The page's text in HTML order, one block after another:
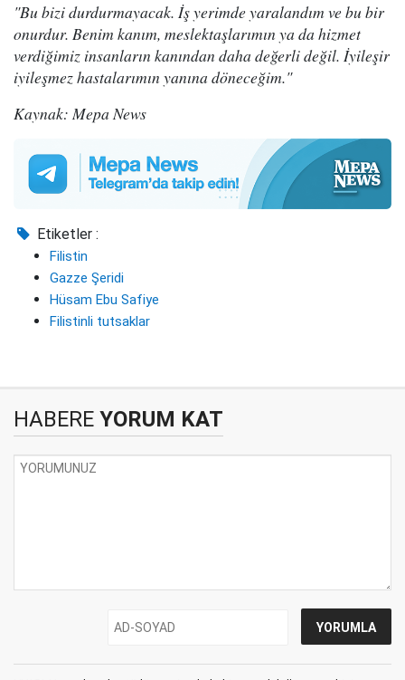
"Bu bizi durdurmayacak. İş yerimde yaralandım ve bu bir
onurdur. Benim kanım, meslektaşlarımın ya da hizmet
verdiğimiz insanların kanından daha değerli değil. İyileşir
iyileşmez hastalarımın yanına döneceğim."
Kaynak: Mepa News
Etiketler :
Filistin
Gazze Şeridi
Hüsam Ebu Safiye
Filistinli tutsaklar
HABERE YORUM KAT